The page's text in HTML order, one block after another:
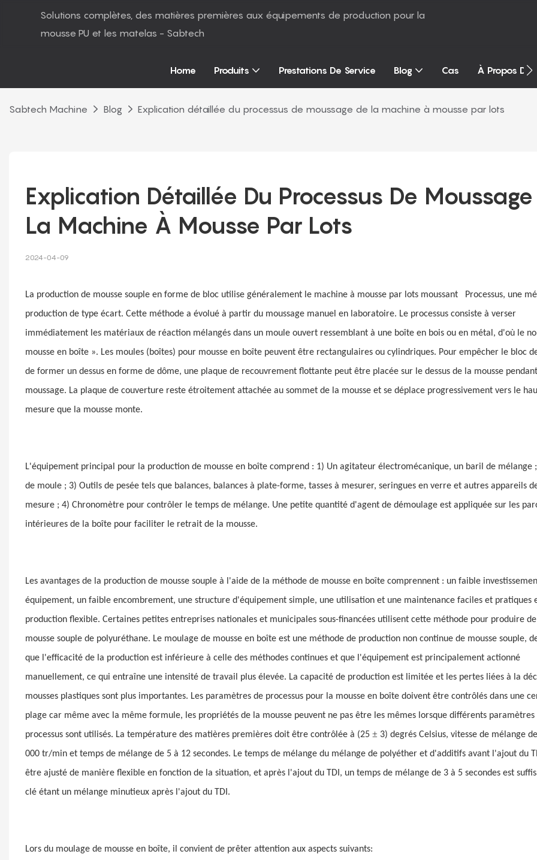
Solutions complètes, des matières premières aux équipements de production pour la
mousse PU et les matelas - Sabtech
Home Produits Prestations De Service Blog Cas À Propos De
Sabtech Machine Blog Explication détaillée du processus de moussage de la machine à mousse par lots
Explication Détaillée Du Processus De
La Machine À Mousse Par Lots
2024-04-09
La production de mousse souple en forme de bloc utilise généralement le machine à mousse par lots moussant
Processus, une
production de type écart. Cette méthode a évolué à partir du moussage manuel en laboratoire. Le processus consiste à verser
immédiatement les matériaux de réaction mélangés dans un moule ouvert ressemblant à une boîte en bois ou en métal, d'où le
mousse en boîte ». Les moules (boîtes) pour mousse en boîte peuvent être rectangulaires ou cylindriques. Pour empêcher le bloc
de former un dessus en forme de dôme, une plaque de recouvrement flottante peut être placée sur le dessus de la mousse
moussage. La plaque de couverture reste étroitement attachée au sommet de la mousse et se déplace progressivement vers le
mesure que la mousse monte.
L'équipement principal pour la production de mousse en boîte comprend : 1) Un agitateur électromécanique, un baril de mélange
de moule ; 3) Outils de pesée tels que balances, balances à plate-forme, tasses à mesurer, seringues en verre et autres appareils
mesure ; 4) Chronomètre pour contrôler le temps de mélange. Une petite quantité d'agent de démoulage est appliquée sur les
intérieures de la boîte pour faciliter le retrait de la mousse.
Les avantages de la production de mousse souple à l'aide de la méthode de mousse en boîte comprennent : un faible
équipement, un faible encombrement, une structure d'équipement simple, une utilisation et une maintenance faciles et pratiques
production flexible. Certaines petites entreprises nationales et municipales sous-financées utilisent cette méthode pour produire
mousse souple de polyuréthane. Le moulage de mousse en boîte est une méthode de production non continue de mousse souple,
que l'efficacité de la production est inférieure à celle des méthodes continues et que l'équipement est principalement actionné
manuellement, ce qui entraîne une intensité de travail plus élevée. La capacité de production est limitée et les pertes liées à la
mousses plastiques sont plus importantes. Les paramètres de processus pour la mousse en boîte doivent être contrôlés dans une
plage car même avec la même formule, les propriétés de la mousse peuvent ne pas être les mêmes lorsque différents paramètres
processus sont utilisés. La température des matières premières doit être contrôlée à (25 ± 3) degrés Celsius, vitesse de mélange
000 tr/min et temps de mélange de 5 à 12 secondes. Le temps de mélange du mélange de polyéther et d'additifs avant l'ajout du
être ajusté de manière flexible en fonction de la situation, et après l'ajout du TDI, un temps de mélange de 3 à 5 secondes est
clé étant un mélange minutieux après l'ajout du TDI.
Lors du moulage de mousse en boîte, il convient de prêter attention aux aspects suivants: